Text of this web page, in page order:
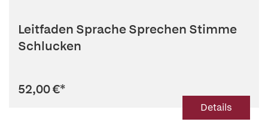
Leitfaden Sprache Sprechen Stimme
Schlucken
52,00 €*
Details